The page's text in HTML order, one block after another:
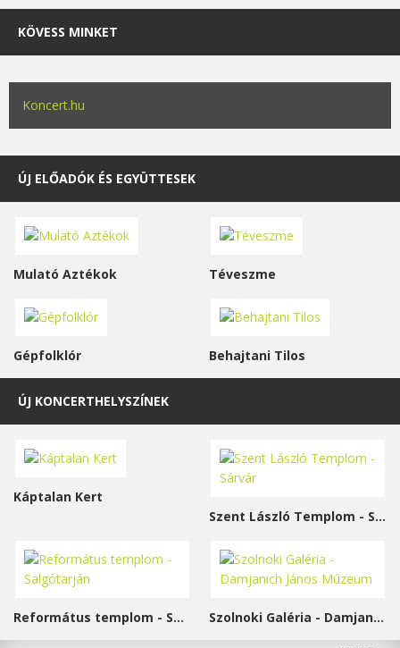
KÖVESS MINKET
Koncert.hu
ÚJ ELŐADÓK ÉS EGYÜTTESEK
Mulató Aztékok Téveszme
Gépfolklór Behajtani Tilos
ÚJ KONCERTHELYSZÍNEK
Káptalan Kert
Szent László Templom - Sárvár
Református templom - Salgótarján Szolnoki Galéria - Damjanich János Múzeum